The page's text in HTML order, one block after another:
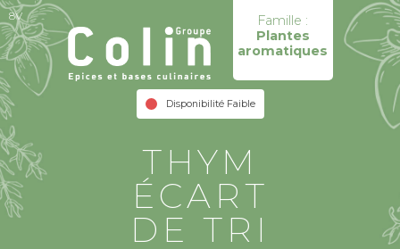
Famille :
Plantes
aromatiques
Disponibilité Faible
8V
THYM
ÉCART
DE TRI